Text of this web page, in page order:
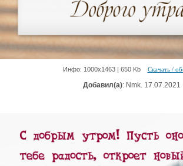
Инфо: 1000х1463 | 650 Kb Скачать /
Добавил(а): Nmk. 17.07.2021